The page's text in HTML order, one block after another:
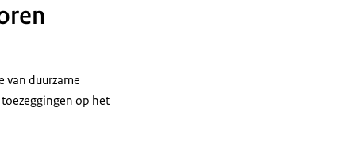
van duurzame
op het